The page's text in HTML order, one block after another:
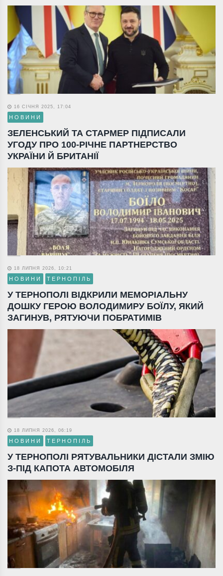
16 СІЧНЯ 2025, 17:04
НОВИНИ
ЗЕЛЕНСЬКИЙ ТА СТАРМЕР ПІДПИСАЛИ
УГОДУ ПРО 100-РІЧНЕ ПАРТНЕРСТВО
УКРАЇНИ Й БРИТАНІЇ
18 ЛИПНЯ 2026, 10:21
НОВИНИ ТЕРНОПІЛЬ
У ТЕРНОПОЛІ ВІДКРИЛИ МЕМОРІАЛЬНУ
ДОШКУ ГЕРОЮ ВОЛОДИМИРУ БОЇЛУ, ЯКИЙ
ЗАГИНУВ, РЯТУЮЧИ ПОБРАТИМІВ
18 ЛИПНЯ 2026, 06:19
НОВИНИ ТЕРНОПІЛЬ
У ТЕРНОПОЛІ РЯТУВАЛЬНИКИ ДІСТАЛИ ЗМІЮ
З-ПІД КАПОТА АВТОМОБІЛЯ